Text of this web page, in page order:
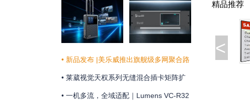
• 新品发布 |美乐威推出旗舰级多网聚合路
由器Pro Router Max，为关键业务提供更
稳定可靠的网络连接
• 莱葳视觉天权系列无缝混合插卡矩阵扩
展和维护方便
• 一机多流，全域适配｜Lumens VC-R32
精品推荐
<